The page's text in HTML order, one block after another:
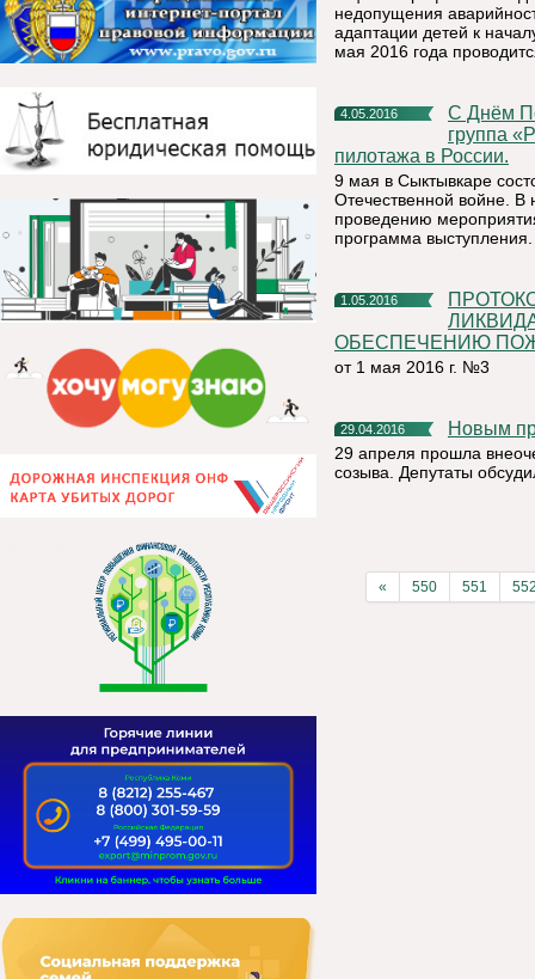
недопущения
адаптации детей к
мая 2016 года
4.05.2016
С Днём Победы Республику Коми поздравит пилотажная
группа
пилотажа в России.
9 мая в Сыктывкаре
Отечественной войне. В
проведению
программа выступления.
1.05.2016
ПРОТОКОЛ КОМИССИИ ПО ПРЕДУПРЕЖДЕНИЮ И
ОБЕСПЕЧЕНИЮ
от 1 мая 2016 г. №3
29.04.2016 Новым
29 апреля прошла
созыва. Депутаты
« 550 551